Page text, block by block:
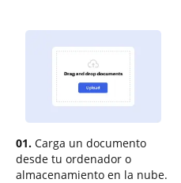
01. Carga un documento
desde tu ordenador o
almacenamiento en la nube.